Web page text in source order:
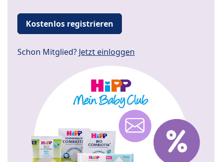
Kostenlos registrieren
Schon Mitglied? Jetzt einloggen